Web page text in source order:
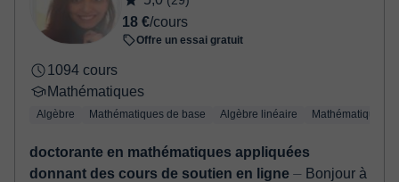
18 €/cours
Offre un essai gratuit
1094 cours
Mathématiques
Algèbre Mathématiques de base Algèbre linéaire Mathématiques
doctorante en mathématiques appliquées
donnant des cours de soutien en ligne ⏤ Bonjour à